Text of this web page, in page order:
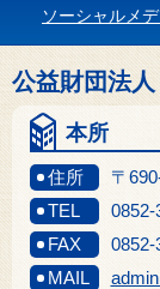
ソーシャルメ
公益財団法
本所
住所 〒
TEL
0852-
FAX
0852-
MAIL